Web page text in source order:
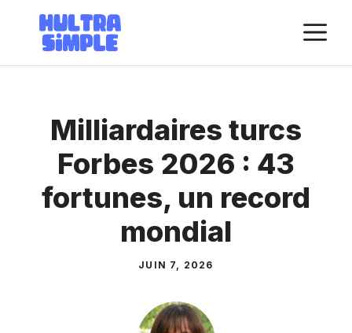
contenu
Milliardaires turcs
Forbes 2026 : 43
fortunes, un record
mondial
JUIN 7, 2026